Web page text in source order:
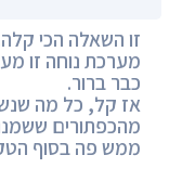
זו השאלה הכי
מערכת נוחה זו
כבר ברור.
אז קל, כל מה
מהכפתורים
ממש פה בסוף